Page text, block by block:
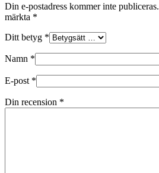
Din e-postadress kommer inte publiceras.
märkta *
Ditt betyg *
Namn *
E-post *
Din recension *